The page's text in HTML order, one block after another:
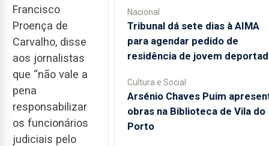
Francisco
Proença de
Carvalho, disse
aos jornalistas
que “não vale a
pena
responsabilizar
os funcionários
judiciais pelo
Nacional
Tribunal dá sete dias à AIMA
para agendar pedido de
residência de jovem
Cultura e Social
Arsénio Chaves Puim
obras na Biblioteca de Vila do
Porto